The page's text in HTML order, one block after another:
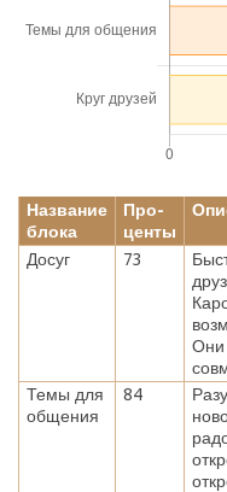
Название
блока
Про-
центы
Досуг 73
Они
Темы для
общения
84